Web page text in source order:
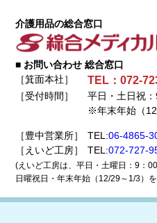
介護用品の総合窓口
■ お問い合わせ 総合窓口
［箕面本社］
TEL：072-
［受付時間］
平日・土日祝
※年末年始（
［豊中営業所］ TEL:06-4865-
［えいど工房］
TEL:072-727-
(えいど工房は、平日・土曜日：9：
日曜祝日・年末年始（12/29～1/3）